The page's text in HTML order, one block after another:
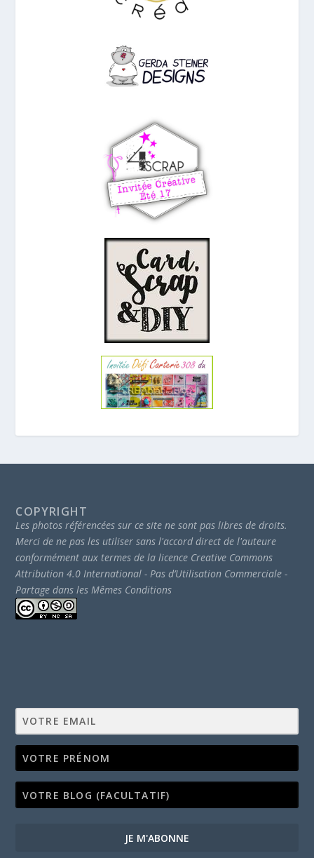
COPYRIGHT
Les photos référencées sur ce site ne sont pas libres de droits.
Merci de ne pas les utiliser sans l'accord direct de l'auteure
conformément aux termes de la licence Creative Commons
Attribution 4.0 International - Pas d’Utilisation Commerciale -
Partage dans les Mêmes Conditions
JE M'ABONNE